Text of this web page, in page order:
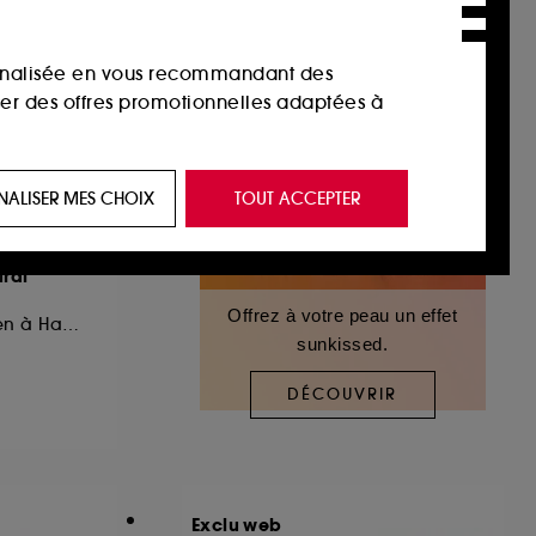
Offrez à votre peau un effet
sunkissed.
DÉCOUVRIR
Exclu web
en vous recommandant des
des offres promotionnelles adaptées à
vous plaire via des publicités, y compris
navigation sur notre site afin d’en
fraudes aux moyens de paiement et les
TOUT ACCEPTER
MES CHOIX